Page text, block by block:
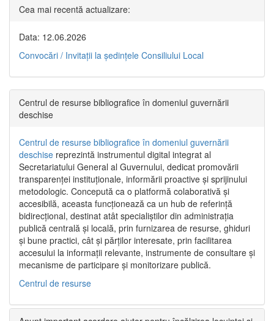
Cea mai recentă actualizare:
Data: 12.06.2026
Convocări / Invitaţii la şedinţele Consiliului Local
Centrul de resurse bibliografice în domeniul guvernării
deschise
Centrul de resurse bibliografice în domeniul guvernării
deschise reprezintă instrumentul digital integrat al
Secretariatului General al Guvernului, dedicat promovării
transparenței instituționale, informării proactive și sprijinului
metodologic. Concepută ca o platformă colaborativă și
accesibilă, aceasta funcționează ca un hub de referință
bidirecțional, destinat atât specialiștilor din administrația
publică centrală și locală, prin furnizarea de resurse, ghiduri
și bune practici, cât și părților interesate, prin facilitarea
accesului la informații relevante, instrumente de consultare și
mecanisme de participare și monitorizare publică.
Centrul de resurse